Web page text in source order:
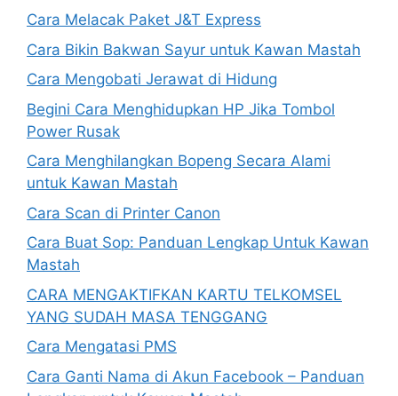
Cara Melacak Paket J&T Express
Cara Bikin Bakwan Sayur untuk Kawan Mastah
Cara Mengobati Jerawat di Hidung
Begini Cara Menghidupkan HP Jika Tombol
Power Rusak
Cara Menghilangkan Bopeng Secara Alami
untuk Kawan Mastah
Cara Scan di Printer Canon
Cara Buat Sop: Panduan Lengkap Untuk Kawan
Mastah
CARA MENGAKTIFKAN KARTU TELKOMSEL
YANG SUDAH MASA TENGGANG
Cara Mengatasi PMS
Cara Ganti Nama di Akun Facebook – Panduan